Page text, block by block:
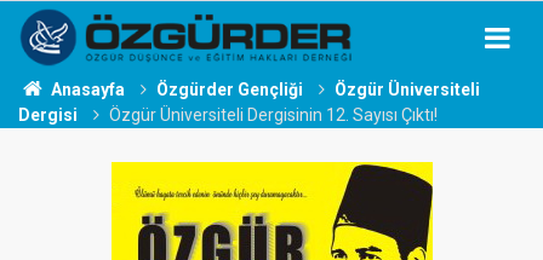
Anasayfa Özgürder Gençliği
Özgür Üniversiteli
Dergisi
Özgür Üniversiteli Dergisinin 12. Sayısı Çıktı!